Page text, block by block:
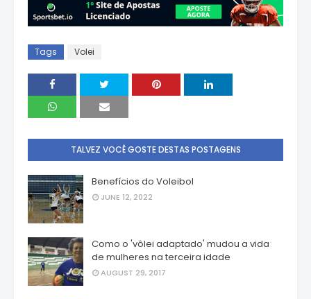
Tags Volei
TALVEZ VOCÊ GOSTE DESTAS POSTAGENS
Benefícios do Voleibol
JUNE 12, 2022
Como o 'vôlei adaptado' mudou a vida
de mulheres na terceira idade
AUGUST 29, 2017